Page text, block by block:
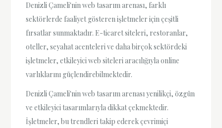
Denizli Çameli'nin web tasarım arenası, farklı
sektörlerde faaliyet gösteren işletmeler için çeşitli
fırsatlar sunmaktadır. E-ticaret siteleri, restoranlar,
oteller, seyahat acenteleri ve daha birçok sektördeki
işletmeler, etkileyici web siteleri aracılığıyla online
varlıklarını güçlendirebilmektedir.
Denizli Çameli'nin web tasarım arenası yenilikçi, özgün
ve etkileyici tasarımlarıyla dikkat çekmektedir.
İşletmeler, bu trendleri takip ederek çevrimiçi